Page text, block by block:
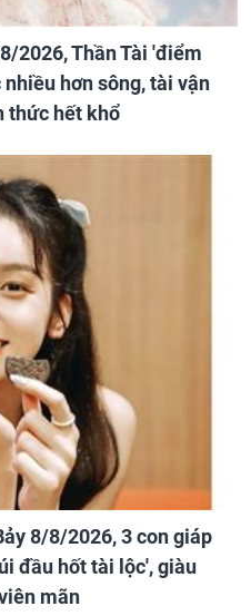
2026, Thần Tài 'điểm
hơn sông, tài vận
thức hết khổ
8/8/2026, 3 con giáp
đầu hốt tài lộc', giàu
mãn